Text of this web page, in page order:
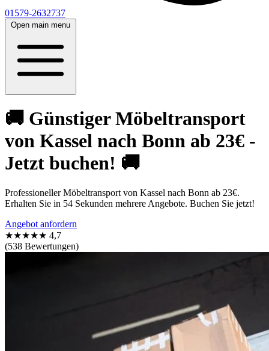
01579-2632737
Open main menu
🚚 Günstiger Möbeltransport
von Kassel nach Bonn ab 23€ -
Jetzt buchen! 🚚
Professioneller Möbeltransport von Kassel nach Bonn ab 23€.
Erhalten Sie in 54 Sekunden mehrere Angebote. Buchen Sie jetzt!
Angebot anfordern
★★★★★ 4,7
(538 Bewertungen)